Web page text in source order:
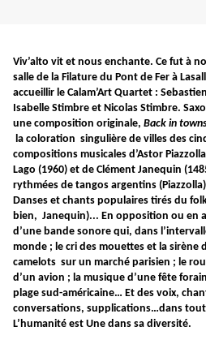
Viv’alto vit et nous enchante. Ce fut à
salle de la Filature du Pont de Fer à
accueillir le Calam’Art Quartet :
Isabelle Stimbre et Nicolas Stimbre.
une composition originale, Back in
la coloration singulière de villes des
compositions musicales d’Astor
Lago (1960) et de Clément Janequin
rythmées de tangos argentins
Danses et chants populaires tirés du
bien, Janequin)... En opposition ou en
d’une bande sonore qui, dans
monde ; le cri des mouettes et la sirène
camelots sur un marché parisien ; le
d’un avion ; la musique d’une fête
plage sud-américaine… Et des voix,
conversations, supplications…dans
L’humanité est Une dans sa diversité.